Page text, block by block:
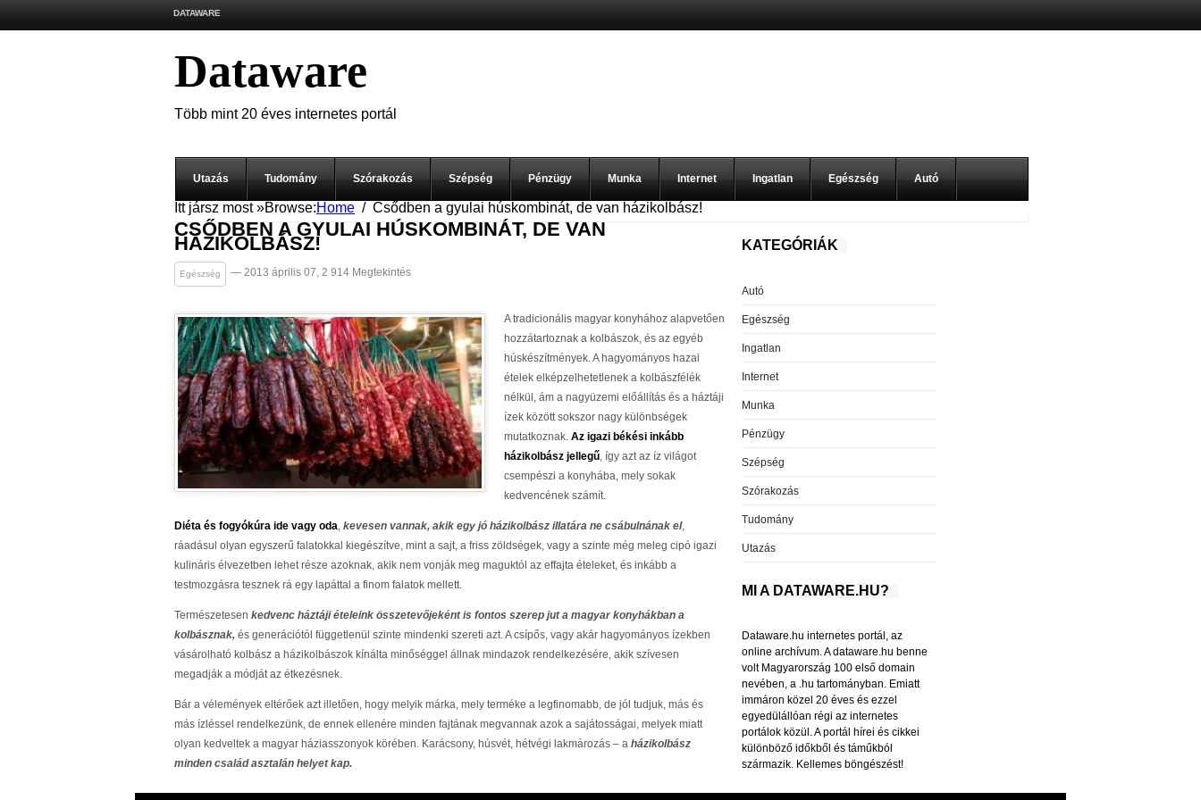
DATAWARE
Dataware
Több mint 20 éves internetes portál
Utazás Tudomány Szórakozás Szépség Pénzügy Munka Internet Ingatlan Egészség Autó
Itt jársz most »Browse:Home Csődben a gyulai húskombinát, de van házikolbász!
CSŐDBEN A GYULAI HÚSKOMBINÁT, DE VAN
HÁZIKOLBÁSZ!
Egészség — 2013 április 07, 2 914 Megtekintés
A tradicionális magyar konyhához alapvetően
hozzátartoznak a kolbászok, és az egyéb
húskészítmények. A hagyományos hazai
ételek elképzelhetetlenek a kolbászfélék
nélkül, ám a nagyüzemi előállítás és a háztáji
ízek között sokszor nagy különbségek
mutatkoznak. Az igazi békési inkább
házikolbász jellegű, így azt az íz világot
csempészi a konyhába, mely sokak
kedvencének számít.
Diéta és fogyókúra ide vagy oda, kevesen vannak, akik egy jó házikolbász illatára ne csábulnának el,
ráadásul olyan egyszerű falatokkal kiegészítve, mint a sajt, a friss zöldségek, vagy a szinte még meleg cipó igazi
kulináris élvezetben lehet része azoknak, akik nem vonják meg maguktól az effajta ételeket, és inkább a
testmozgásra tesznek rá egy lapáttal a finom falatok mellett.
Természetesen kedvenc háztáji ételeink összetevőjeként is fontos szerep jut a magyar konyhákban a
kolbásznak, és generációtól függetlenül szinte mindenki szereti azt. A csípős, vagy akár hagyományos ízekben
vásárolható kolbász a házikolbászok kínálta minőséggel állnak mindazok rendelkezésére, akik szívesen
megadják a módját az étkezésnek.
Bár a vélemények eltérőek azt illetően, hogy melyik márka, mely terméke a legfinomabb, de jól tudjuk, más és
más ízléssel rendelkezünk, de ennek ellenére minden fajtának megvannak azok a sajátosságai, melyek miatt
olyan kedveltek a magyar háziasszonyok körében. Karácsony, húsvét, hétvégi lakmározás – a házikolbász
minden család asztalán helyet kap.
KATEGÓRIÁK
Autó
Egészség
Ingatlan
Internet
Munka
Pénzügy
Szépség
Szórakozás
Tudomány
Utazás
MI A DATAWARE.HU?
Dataware.hu internetes portál, az
online archívum. A dataware.hu benne
volt Magyarország 100 első domain
nevében, a .hu tartományban. Emiatt
immáron közel 20 éves és ezzel
egyedülállóan régi az internetes
portálok közül. A portál hírei és cikkei
különböző időkből és táműkból
származik. Kellemes böngészést!